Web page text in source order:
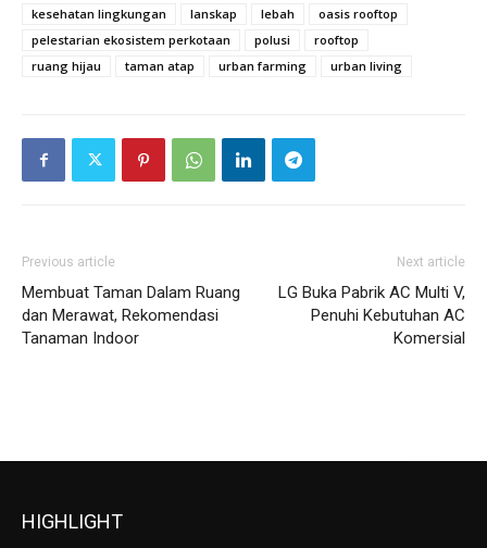
kesehatan lingkungan
lanskap lebah
oasis rooftop
pelestarian ekosistem perkotaan
polusi
rooftop
ruang hijau
taman atap urban farming urban living
Previous article
Membuat Taman Dalam Ruang
dan Merawat, Rekomendasi
Tanaman Indoor
Next article
LG Buka Pabrik AC Multi V,
Penuhi Kebutuhan AC
Komersial
HIGHLIGHT